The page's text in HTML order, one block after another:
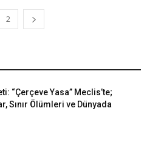
2
“Çerçeve Yasa” Meclis’te;
Sınır Ölümleri ve Dünyada